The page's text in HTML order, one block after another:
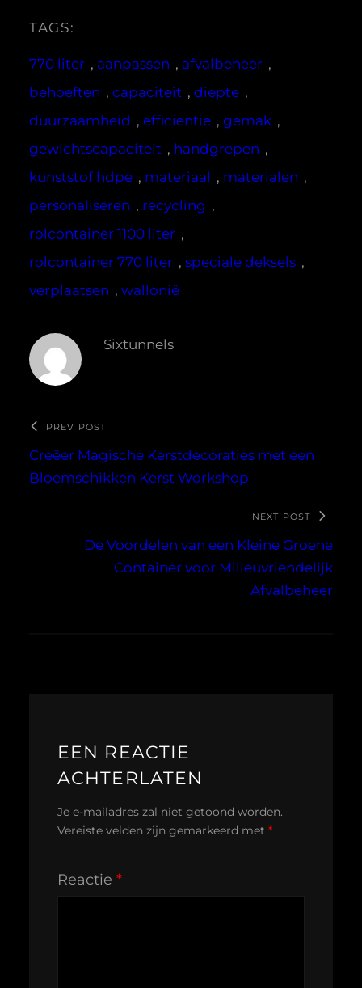
TAGS:
770 liter , aanpassen , afvalbeheer ,
behoeften , capaciteit , diepte ,
duurzaamheid , efficiëntie , gemak ,
gewichtscapaciteit , handgrepen ,
kunststof hdpe , materiaal , materialen ,
personaliseren , recycling ,
rolcontainer 1100 liter ,
rolcontainer 770 liter , speciale deksels ,
verplaatsen , wallonië
Sixtunnels
PREV POST
Creëer Magische Kerstdecoraties met een
Bloemschikken Kerst Workshop
NEXT POST
De Voordelen van een Kleine Groene
Container voor Milieuvriendelijk
Afvalbeheer
EEN REACTIE
ACHTERLATEN
Je e-mailadres zal niet getoond worden.
Vereiste velden zijn gemarkeerd met *
Reactie *